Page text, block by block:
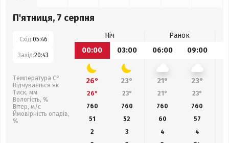
П'ятниця, 7 серпня
Схід:05:46
Захід:20:43
Температура С°
Відчувається як
Тиск, мм
Вологість, %
Вітер, м/с
Ймовірність опадів,
%
Ніч
Ранок
00:00
03:00 06:00 09:00
26° 23° 21° 23°
26° 23° 21° 23°
760
760 760 760
51
52 60 57
2
3 4
4